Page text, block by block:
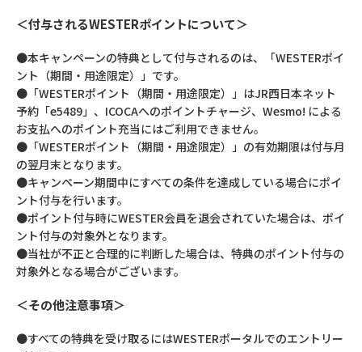
＜付与されるWESTERポイントについて＞
●本キャンペーンの特典として付与されるのは、「WESTERポイ
ント（期間・用途限定）」です。
●「WESTERポイント（期間・用途限定）」はJR西日本ネット
予約「e5489」、ICOCAへのポイントチャージ、Wesmo! による
お支払へのポイント充当にはご利用できません。
●「WESTERポイント（期間・用途限定）」の有効期限は付与月
の翌月末となります。
●キャンペーン期間中にすべての条件を達成している場合にポイ
ント付与を行います。
●ポイント付与時にWESTER会員を退会されていた場合は、ポイ
ント付与の対象外となります。
●当社が不正と合理的に判断した場合は、特典のポイント付与の
対象外となる場合がございます。
＜その他注意事項＞
●すべての特典を受け取るにはWESTERポータルでのエントリー